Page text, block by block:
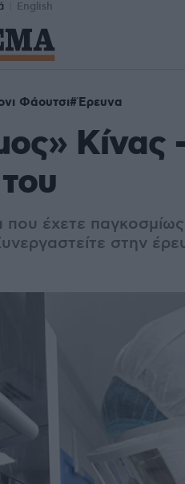
English
Φάουτσι Έρευνα
έχετε
στην